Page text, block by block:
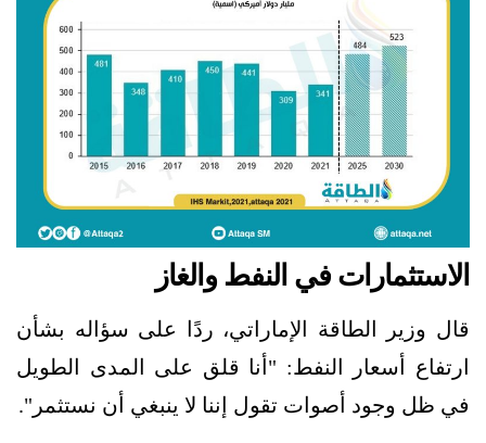
الاستثمارات في النفط والغاز
قال وزير الطاقة الإماراتي، ردًا على سؤاله بشأن
ارتفاع أسعار النفط: "أنا قلق على المدى الطويل
في ظل وجود أصوات تقول إننا لا ينبغي أن نستثمر".